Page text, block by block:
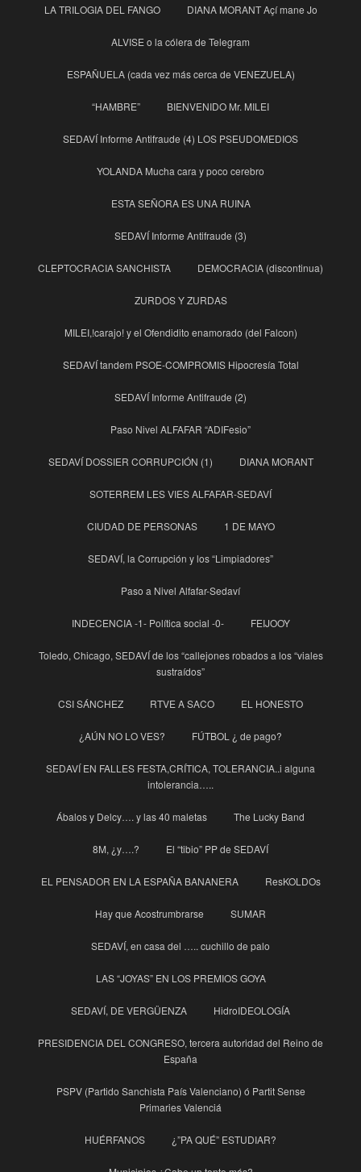
LA TRILOGIA DEL FANGO DIANA MORANT Açí mane Jo
ALVISE o la cólera de Telegram
ESPAÑUELA (cada vez más cerca de VENEZUELA)
“HAMBRE” BIENVENIDO Mr. MILEI
SEDAVÍ Informe Antifraude (4) LOS PSEUDOMEDIOS
YOLANDA Mucha cara y poco cerebro
ESTA SEÑORA ES UNA RUINA
SEDAVÍ Informe Antifraude (3)
CLEPTOCRACIA SANCHISTA DEMOCRACIA (discontinua)
ZURDOS Y ZURDAS
MILEI,!carajo! y el Ofendidito enamorado (del Falcon)
SEDAVÍ tandem PSOE-COMPROMIS Hipocresía Total
SEDAVÍ Informe Antifraude (2)
Paso Nivel ALFAFAR “ADIFesio”
SEDAVÍ DOSSIER CORRUPCIÓN (1) DIANA MORANT
SOTERREM LES VIES ALFAFAR-SEDAVÍ
CIUDAD DE PERSONAS 1 DE MAYO
SEDAVÍ, la Corrupción y los “Limpiadores”
Paso a Nivel Alfafar-Sedaví
INDECENCIA -1- Política social -0- FEIJOOY
Toledo, Chicago, SEDAVÍ de los “callejones robados a los “viales
sustraídos”
CSI SÁNCHEZ RTVE A SACO EL HONESTO
¿AÚN NO LO VES? FÚTBOL ¿ de pago?
SEDAVÍ EN FALLES FESTA,CRÍTICA, TOLERANCIA..i alguna
intolerancia…..
Ábalos y Delcy…. y las 40 maletas The Lucky Band
8M, ¿y….? El “tibio” PP de SEDAVÍ
EL PENSADOR EN LA ESPAÑA BANANERA ResKOLDOs
Hay que Acostrumbrarse SUMAR
SEDAVÍ, en casa del ….. cuchillo de palo
LAS “JOYAS” EN LOS PREMIOS GOYA
SEDAVÍ, DE VERGÜENZA HidroIDEOLOGÍA
PRESIDENCIA DEL CONGRESO, tercera autoridad del Reino de
España
PSPV (Partido Sanchista País Valenciano) ó Partit Sense
Primaries Valenciá
HUÉRFANOS ¿”PA QUÉ” ESTUDIAR?